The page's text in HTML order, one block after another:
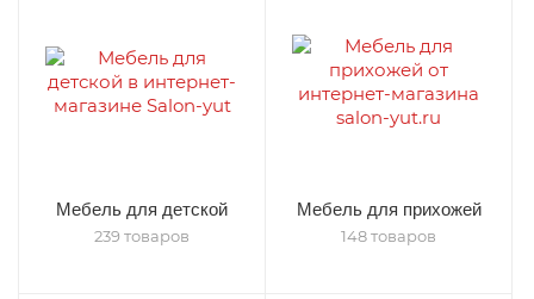
Мебель для детской
239 товаров
Мебель для прихожей
148 товаров